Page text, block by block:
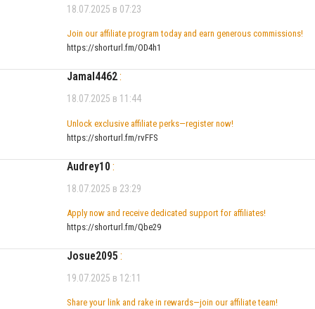
18.07.2025 в 07:23
Join our affiliate program today and earn generous commissions!
https://shorturl.fm/OD4h1
Jamal4462:
18.07.2025 в 11:44
Unlock exclusive affiliate perks—register now!
https://shorturl.fm/rvFFS
Audrey10 :
18.07.2025 в 23:29
Apply now and receive dedicated support for affiliates!
https://shorturl.fm/Qbe29
Josue2095 :
19.07.2025 в 12:11
Share your link and rake in rewards—join our affiliate team!